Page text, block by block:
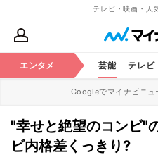
テレビ・映画・人
エンタメ 芸能 テレビ
Googleでマイナビニュ
"幸せと絶望のコンビ"
ビ内格差くっきり?